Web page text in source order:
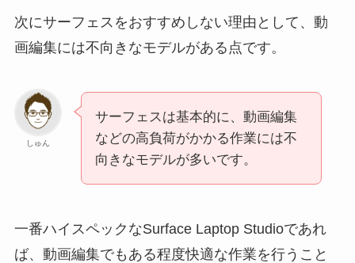
次にサーフェスをおすすめしない理由として、動
画編集には不向きなモデルがある点です。
しゅん
サーフェスは基本的に、動画編集
などの高負荷がかかる作業には不
向きなモデルが多いです。
一番ハイスペックなSurface Laptop Studioであれ
ば、動画編集でもある程度快適な作業を行うこと